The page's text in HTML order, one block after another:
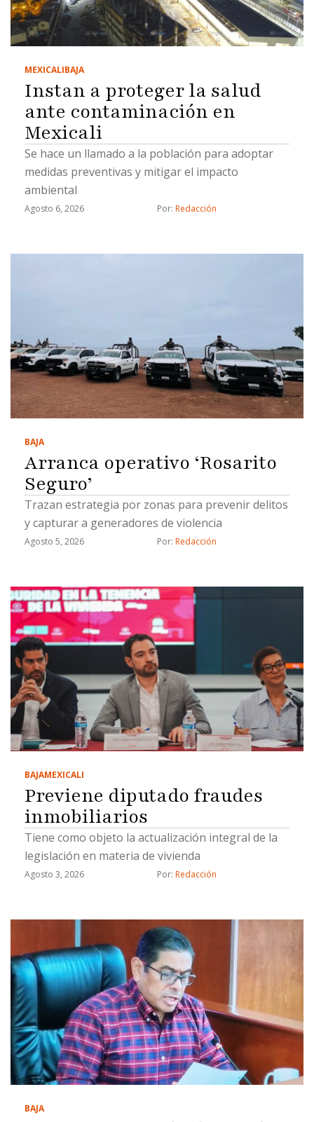
MEXICALIBAJA
Instan a proteger la salud
ante contaminación en
Mexicali
Se hace un llamado a la población para adoptar
medidas preventivas y mitigar el impacto
ambiental
Agosto 6, 2026 Por: Redacción
BAJA
Arranca operativo ‘Rosarito
Seguro’
Trazan estrategia por zonas para prevenir delitos
y capturar a generadores de violencia
Agosto 5, 2026 Por: Redacción
BAJAMEXICALI
Previene diputado fraudes
inmobiliarios
Tiene como objeto la actualización integral de la
legislación en materia de vivienda
Agosto 3, 2026 Por: Redacción
BAJA